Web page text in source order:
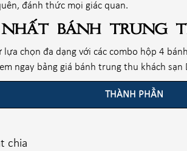
đánh thức mọi giác quan.
nhất bánh trung
chọn đa dạng với các combo hộp 4
ngay bảng giá bánh trung thu khách
THÀNH PHẦN
chia